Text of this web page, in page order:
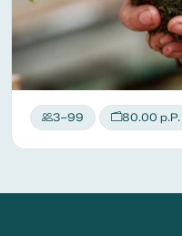
3–99 80.00 p.P.